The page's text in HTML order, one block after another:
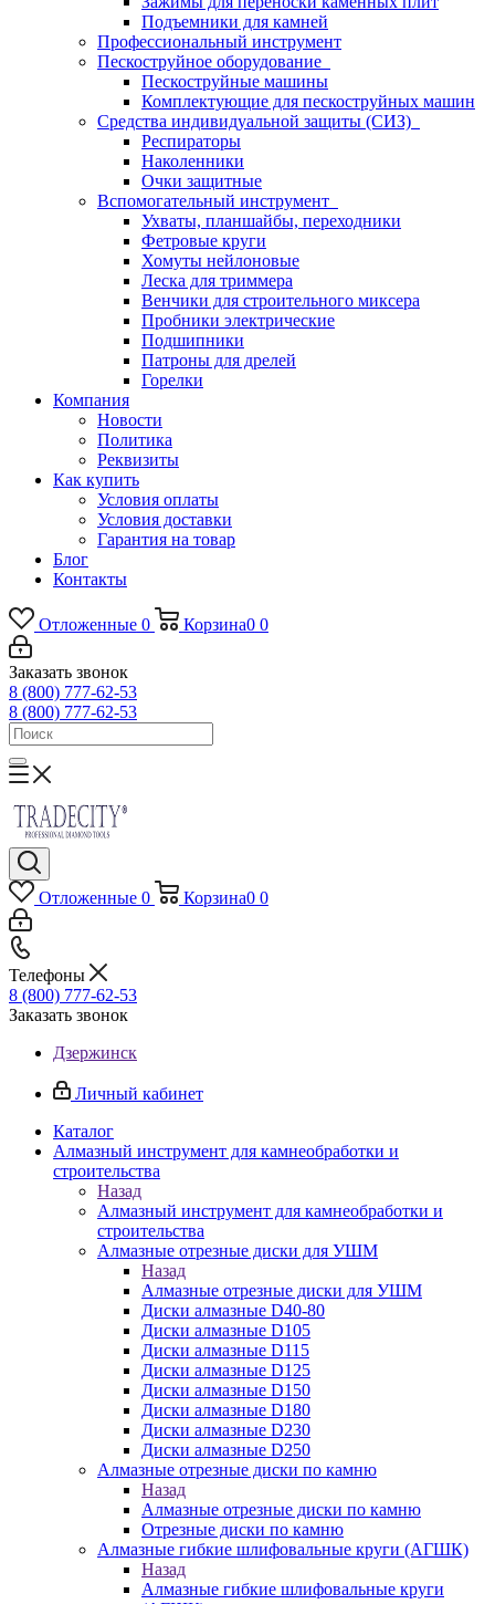
Подъемники для камней
Профессиональный инструмент
Пескоструйное оборудование
Пескоструйные машины
Комплектующие для пескоструйных машин
Средства индивидуальной защиты (СИЗ)
Респираторы
Наколенники
Очки защитные
Вспомогательный инструмент
Ухваты, планшайбы, переходники
Фетровые круги
Хомуты нейлоновые
Леска для триммера
Венчики для строительного миксера
Пробники электрические
Подшипники
Патроны для дрелей
Горелки
Компания
Новости
Политика
Реквизиты
Как купить
Условия оплаты
Условия доставки
Гарантия на товар
Блог
Контакты
Отложенные 0 Корзина0 0
Заказать звонок
8 (800) 777-62-53
8 (800) 777-62-53
Отложенные 0 Корзина0 0
Телефоны
8 (800) 777-62-53
Заказать звонок
Дзержинск
Личный кабинет
Каталог
Алмазный инструмент для камнеобработки и
строительства
Назад
Алмазный инструмент для камнеобработки и
строительства
Алмазные отрезные диски для УШМ
Назад
Алмазные отрезные диски для УШМ
Диски алмазные D40-80
Диски алмазные D105
Диски алмазные D115
Диски алмазные D125
Диски алмазные D150
Диски алмазные D180
Диски алмазные D230
Диски алмазные D250
Алмазные отрезные диски по камню
Назад
Алмазные отрезные диски по камню
Отрезные диски по камню
Алмазные гибкие шлифовальные круги (АГШК)
Назад
Алмазные гибкие шлифовальные круги